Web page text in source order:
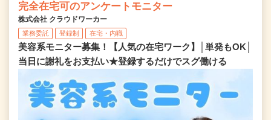
完全在宅可のアンケートモニター
株式会社 クラウドワーカー
業務委託 登録制 在宅・内職
美容系モニター募集！【人気の在宅ワーク】│単発もOK│
当日に謝礼をお支払い★登録するだけでスグ働ける